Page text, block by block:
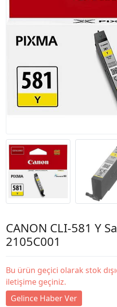
CANON CLI-581 Y
2105C001
Bu ürün geçici olarak stok
iletişime geçiniz.
Gelince Haber Ver